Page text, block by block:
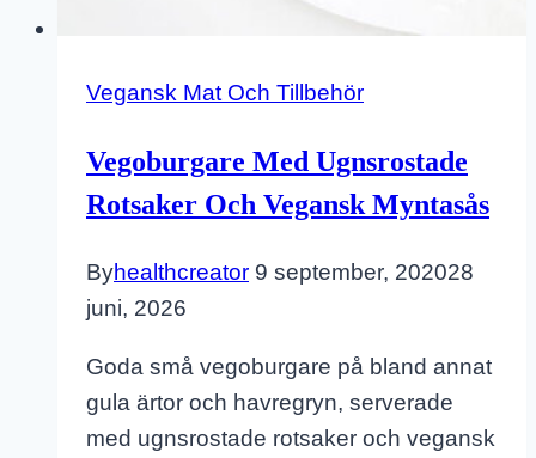
Vegansk Mat Och Tillbehör
Vegoburgare Med Ugnsrostade
Rotsaker Och Vegansk Myntasås
Byhealthcreator 9 september, 202028
juni, 2026
Goda små vegoburgare på bland annat
gula ärtor och havregryn, serverade
med ugnsrostade rotsaker och vegansk